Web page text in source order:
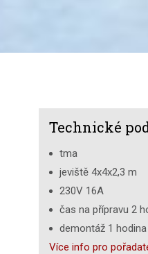
Technické
tma
jeviště 4x4x2,3 m
230V 16A
čas na přípravu 2
demontáž 1 hodina
Více info pro